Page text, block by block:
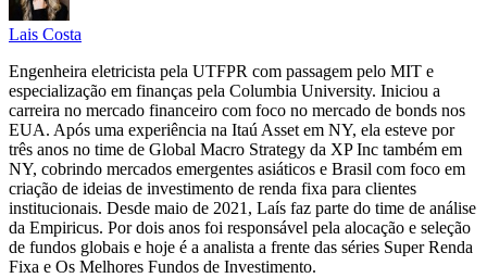
Lais Costa
Engenheira eletricista pela UTFPR com passagem pelo MIT e
especialização em finanças pela Columbia University. Iniciou a
carreira no mercado financeiro com foco no mercado de bonds nos
EUA. Após uma experiência na Itaú Asset em NY, ela esteve por
três anos no time de Global Macro Strategy da XP Inc também em
NY, cobrindo mercados emergentes asiáticos e Brasil com foco em
criação de ideias de investimento de renda fixa para clientes
institucionais. Desde maio de 2021, Laís faz parte do time de análise
da Empiricus. Por dois anos foi responsável pela alocação e seleção
de fundos globais e hoje é a analista a frente das séries Super Renda
Fixa e Os Melhores Fundos de Investimento.